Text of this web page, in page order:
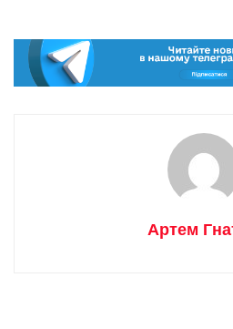
Артем